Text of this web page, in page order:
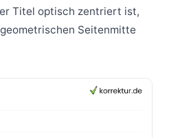
Titel optisch zentriert ist,
Seitenmitte